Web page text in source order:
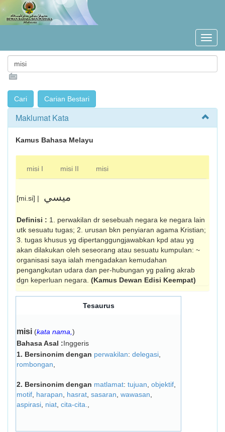
Maklumat Kata
Kamus Bahasa Melayu
misi I misi II misi
[mi.si] | ميسي
Definisi : 1. perwakilan dr sesebuah negara ke negara lain
utk sesuatu tugas; 2. urusan bkn penyiaran agama Kristian;
3. tugas khusus yg dipertanggungjawabkan kpd atau yg
akan dilakukan oleh seseorang atau sesuatu kum­pulan: ~
organisasi saya ialah mengadakan kemudahan
pengangkutan udara dan per-hubungan yg paling akrab
dgn keperluan negara. (Kamus Dewan Edisi Keempat)
Tesaurus
misi (kata nama, )
Bahasa Asal :Inggeris
1. Bersinonim dengan perwakilan: delegasi
rombongan
2. Bersinonim dengan matlamat: tujuan objektif
motif harapan hasrat sasaran wawasan
aspirasi niat cita-cita.